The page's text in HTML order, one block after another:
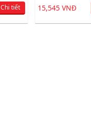
Chi tiết 15,545 VNĐ